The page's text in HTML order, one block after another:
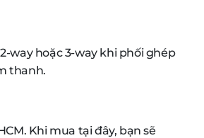
way hoặc 3-way khi phối ghép
thanh.
Khi mua tại đây, bạn sẽ